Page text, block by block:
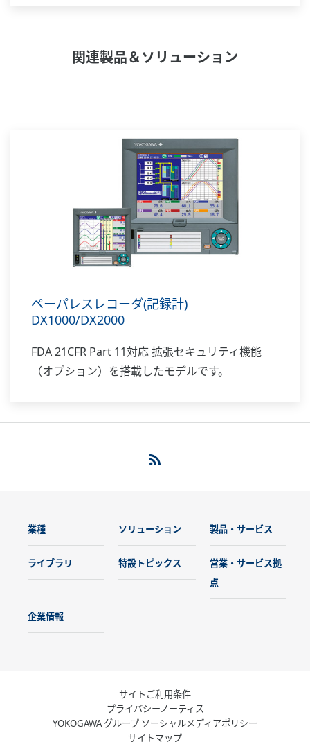
関連製品＆ソリューション
ペーパレスレコーダ(記録計)
DX1000/DX2000
FDA 21CFR Part 11対応 拡張セキュリティ機能
（オプション）を搭載したモデルです。
業種 ソリューション 製品・サービス
ライブラリ 特設トピックス
営業・サービス拠
点
企業情報
サイトご利用条件
プライバシーノーティス
YOKOGAWA グループ ソーシャルメディアポリシー
サイトマップ